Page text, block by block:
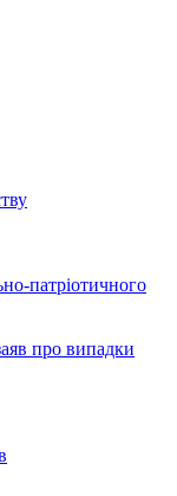
патріотичного
про випадки